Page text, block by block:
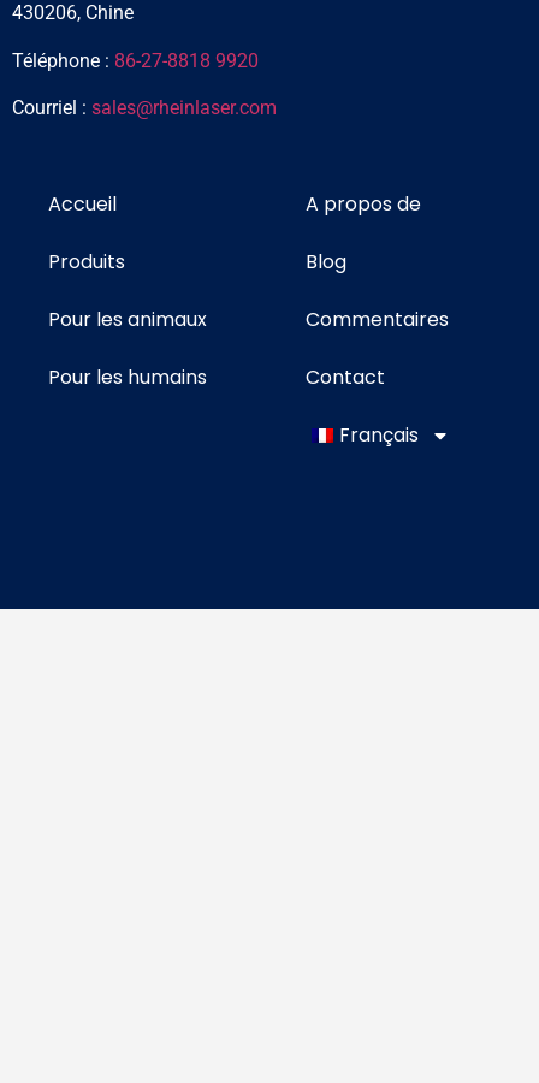
430206, Chine
Téléphone : 86-27-8818 9920
Courriel : sales@rheinlaser.com
Accueil
Produits
Pour les animaux
Pour les humains
A propos de
Blog
Commentaires
Contact
Français